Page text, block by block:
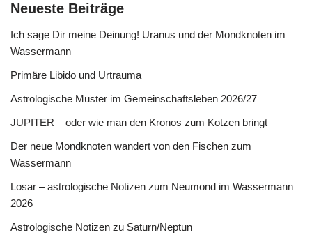
Neueste Beiträge
Ich sage Dir meine Deinung! Uranus und der Mondknoten im
Wassermann
Primäre Libido und Urtrauma
Astrologische Muster im Gemeinschaftsleben 2026/27
JUPITER – oder wie man den Kronos zum Kotzen bringt
Der neue Mondknoten wandert von den Fischen zum
Wassermann
Losar – astrologische Notizen zum Neumond im Wassermann
2026
Astrologische Notizen zu Saturn/Neptun